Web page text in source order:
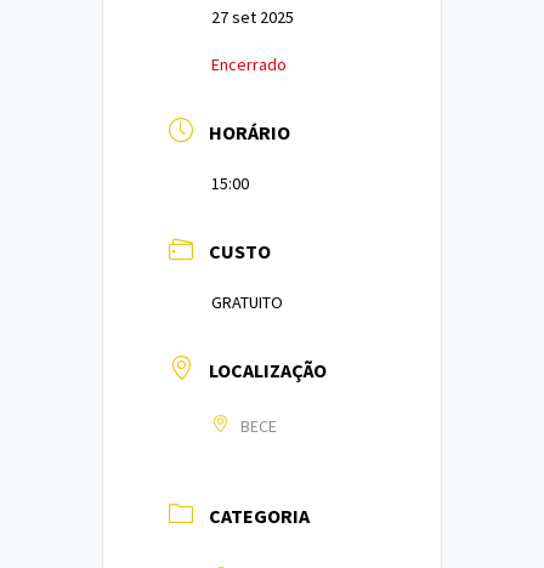
27 set 2025
Encerrado
HORÁRIO
15:00
CUSTO
GRATUITO
LOCALIZAÇÃO
BECE
CATEGORIA